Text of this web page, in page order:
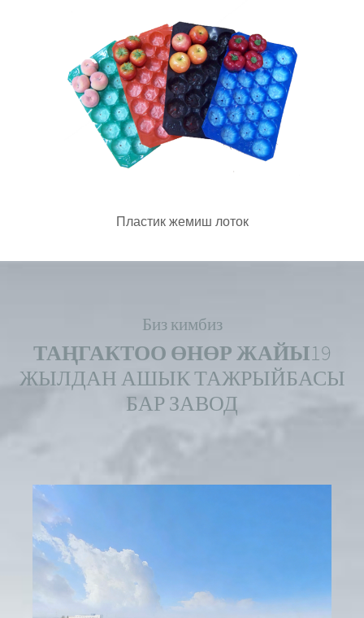
Пластик жемиш лоток
Биз кимбиз
ТАҢГАКТОО ӨНӨР ЖАЙЫ19
ЖЫЛДАН АШЫК ТАЖРЫЙБАСЫ
БАР ЗАВОД